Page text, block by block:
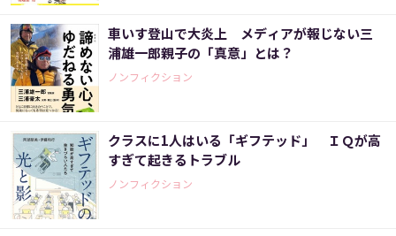
車いす登山で大炎上 メディアが報じない三
浦雄一郎親子の「真意」とは？
ノンフィクション
クラスに1人はいる「ギフテッド」 ＩＱが高
すぎて起きるトラブル
ノンフィクション